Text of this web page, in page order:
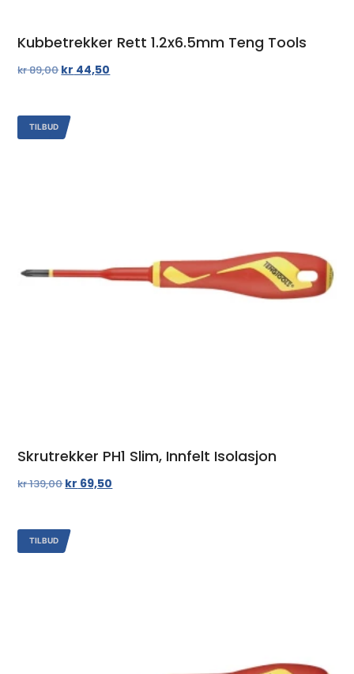
Kubbetrekker Rett 1.2x6.5mm Teng Tools
kr89,00kr 44,50
TILBUD
Skrutrekker PH1 Slim, Innfelt Isolasjon
kr139,00kr 69,50
TILBUD